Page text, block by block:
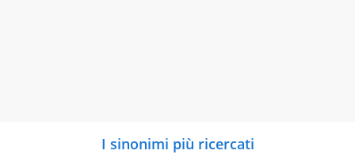
I sinonimi più ricercati